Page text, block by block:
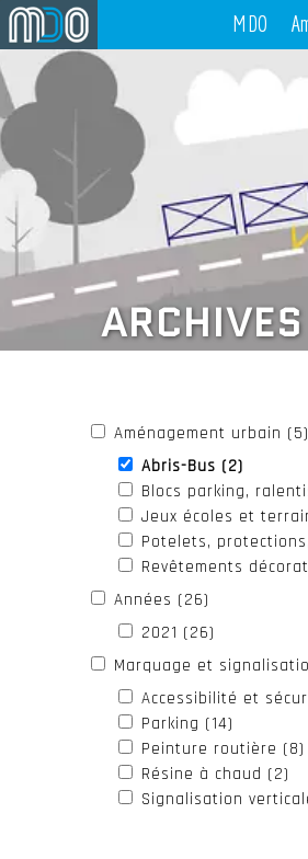
MDO
Aménagement urbain (5)
Abris-Bus (2)
Blocs parking,
Jeux écoles et
Potelets,
Revêtements
Années (26)
2021 (26)
Marquage et
Accessibilité et
Parking (14)
Peinture routière (8)
Résine à chaud (2)
Signalisation